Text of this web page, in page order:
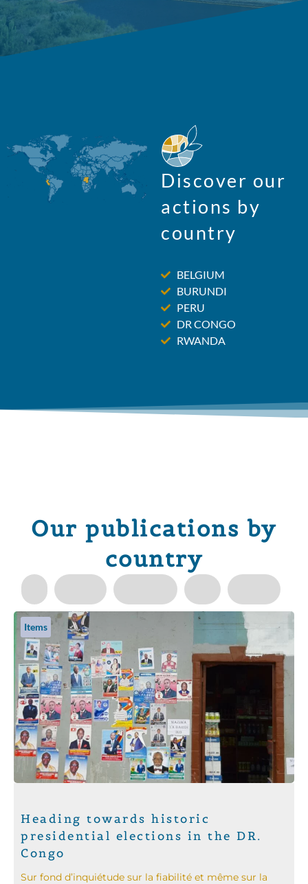
Discover our
actions by
country
BELGIUM
BURUNDI
PERU
DR CONGO
RWANDA
Our publications by
country
Items
Heading towards historic
presidential elections in the DR.
Congo
Sur fond d’inquiétude sur la fiabilité et même sur la